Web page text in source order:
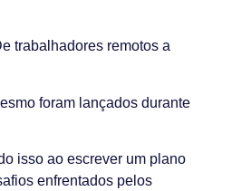
trabalhadores remotos a
foram lançados durante
isso ao escrever um plano
enfrentados pelos